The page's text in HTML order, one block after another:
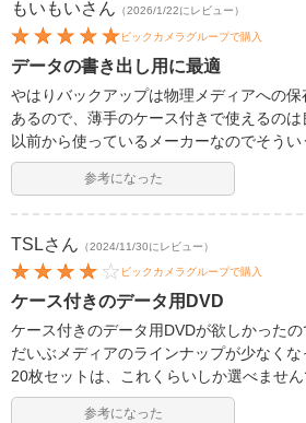
もいもいさん （2026/1/22にレビュー）
ビックカメラグループで購入
データの書き出し用に最適
やはりバックアップは物理メディアへの
あるので、薄手のケース付きで使えるのは
以前から使っているメーカーなのでそうい
参考になった
TSLさん （2024/11/30にレビュー）
ビックカメラグループで購入
ケース付きのデータ用DVD
ケース付きのデータ用DVDが欲しかったの
だいぶメディアのラインナップが少なくな
20枚セットは、これくらいしか選べません
参考になった